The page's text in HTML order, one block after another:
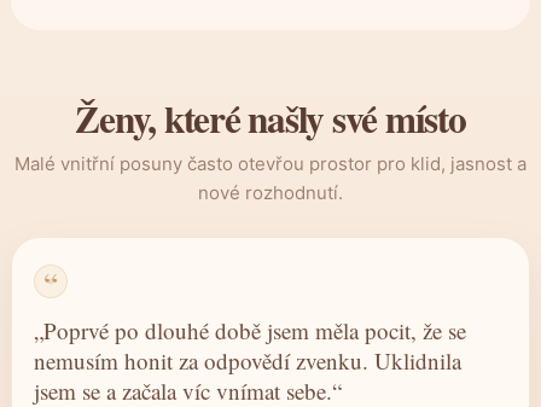
Ženy, které našly své místo
Malé vnitřní posuny často otevřou prostor pro klid, jasnost a
nové rozhodnutí.
„Poprvé po dlouhé době jsem měla pocit, že se
nemusím honit za odpovědí zvenku. Uklidnila
jsem se a začala víc vnímat sebe.“